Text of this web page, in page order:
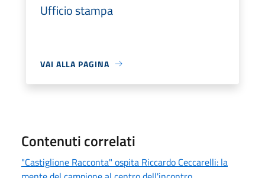
Ufficio stampa
VAI ALLA PAGINA
Contenuti correlati
"Castiglione Racconta" ospita Riccardo Ceccarelli: la